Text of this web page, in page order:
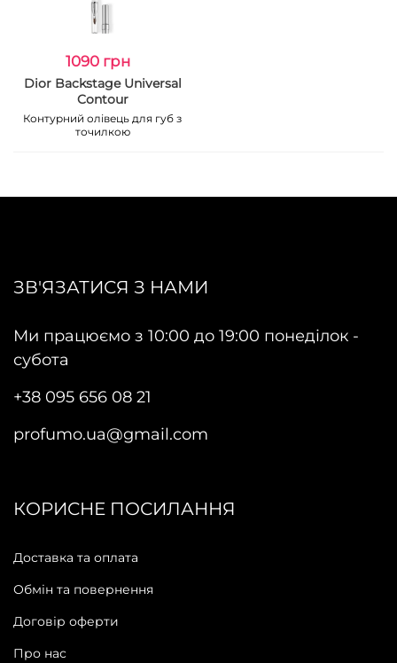
1090 грн
Dior Backstage Universal
Contour
Контурний олівець для губ з
точилкою
ЗВ'ЯЗАТИСЯ З НАМИ
Ми працюємо з 10:00 до 19:00 понеділок -
субота
+38 095 656 08 21
profumo.ua@gmail.com
КОРИСНЕ ПОСИЛАННЯ
Доставка та оплата
Обмін та повернення
Договір оферти
Про нас